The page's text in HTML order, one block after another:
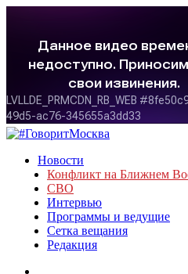
Новости
Конфликт на Ближнем
СВО
Интервью
Программы и ведущие
Сетка вещания
Редакция